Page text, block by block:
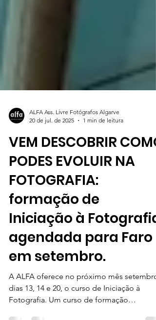
20 de jul. de 2025
1 min de leitura
VEM DESCOBRIR COMO
PODES EVOLUIR NA
FOTOGRAFIA:
formação de
Iniciação à Fotografia
agendada para Faro
em setembro.
A ALFA oferece no próximo mês setembro,
dias 13, 14 e 20, o curso de Iniciação à